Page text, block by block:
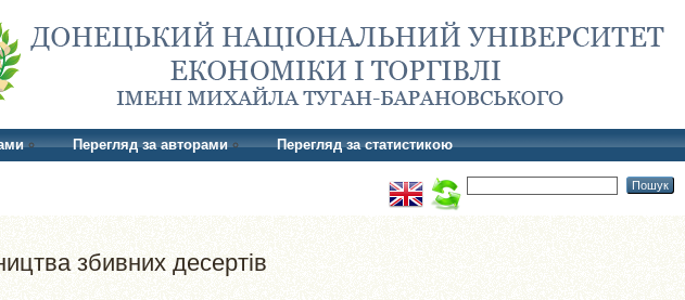
Перегляд за авторами Перегляд за статистикою
збивних десертів